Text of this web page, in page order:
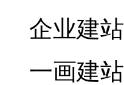
企业建站
一画建站